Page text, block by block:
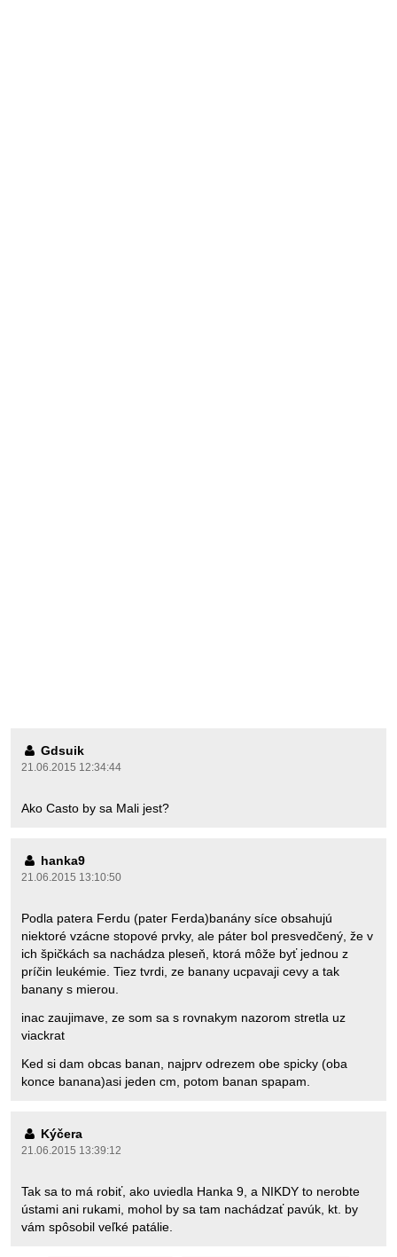
Gdsuik
21.06.2015 12:34:44
Ako Casto by sa Mali jest?
hanka9
21.06.2015 13:10:50
Podla patera Ferdu (pater Ferda)banány síce obsahujú
niektoré vzácne stopové prvky, ale páter bol presvedčený, že v
ich špičkách sa nachádza pleseň, ktorá môže byť jednou z
príčin leukémie. Tiez tvrdi, ze banany ucpavaji cevy a tak
banany s mierou.
inac zaujimave, ze som sa s rovnakym nazorom stretla uz
viackrat
Ked si dam obcas banan, najprv odrezem obe spicky (oba
konce banana)asi jeden cm, potom banan spapam.
Kýčera
21.06.2015 13:39:12
Tak sa to má robiť, ako uviedla Hanka 9, a NIKDY to nerobte
ústami ani rukami, mohol by sa tam nachádzať pavúk, kt. by
vám spôsobil veľké patálie.